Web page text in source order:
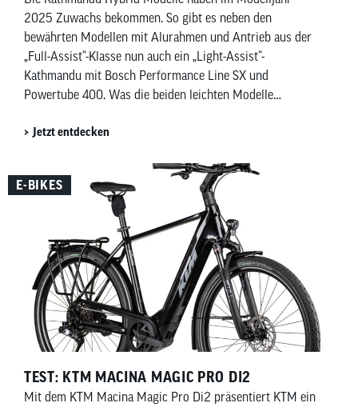
2025 Zuwachs bekommen. So gibt es neben den
bewährten Modellen mit Alurahmen und Antrieb aus der
„Full-Assist“-Klasse nun auch ein „Light-Assist“-
Kathmandu mit Bosch Performance Line SX und
Powertube 400. Was die beiden leichten Modelle
diesem Beitrag.
Jetzt entdecken
E-BIKES
TEST: KTM MACINA MAGIC PRO DI2
Mit dem KTM Macina Magic Pro Di2 präsentiert KTM ein